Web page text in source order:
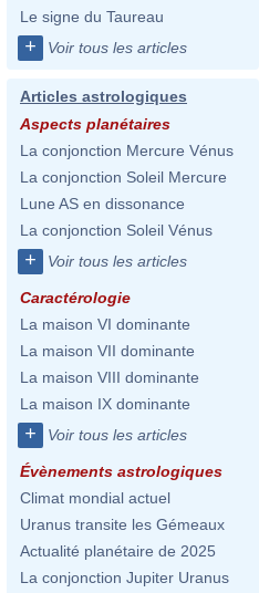
Le signe du Taureau
+ Voir tous les articles
Articles astrologiques
Aspects planétaires
La conjonction Mercure Vénus
La conjonction Soleil Mercure
Lune AS en dissonance
La conjonction Soleil Vénus
+ Voir tous les articles
Caractérologie
La maison VI dominante
La maison VII dominante
La maison VIII dominante
La maison IX dominante
+ Voir tous les articles
Évènements astrologiques
Climat mondial actuel
Uranus transite les Gémeaux
Actualité planétaire de 2025
La conjonction Jupiter Uranus